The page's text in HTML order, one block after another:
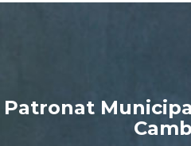
Patronat